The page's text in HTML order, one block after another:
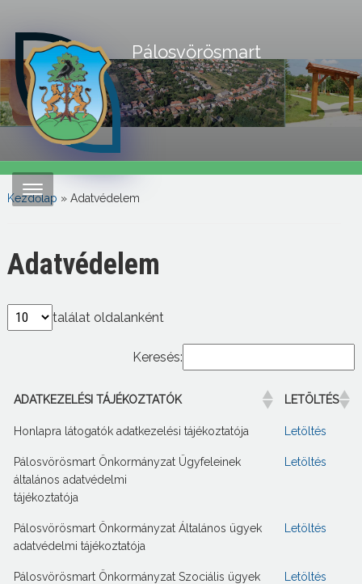
Pálosvörösmart
Kezdőlap » Adatvédelem
Adatvédelem
találat oldalanként
Keresés:
ADATKEZELÉSI TÁJÉKOZTATÓK LETÖLTÉS
Honlapra látogatók adatkezelési tájékoztatója Letöltés
Pálosvörösmart Önkormányzat Ügyfeleinek
általános adatvédelmi
tájékoztatója
Letöltés
Pálosvörösmart Önkormányzat Általános ügyek
adatvédelmi tájékoztatója
Letöltés
Pálosvörösmart Önkormányzat Szociális ügyek
Letöltés